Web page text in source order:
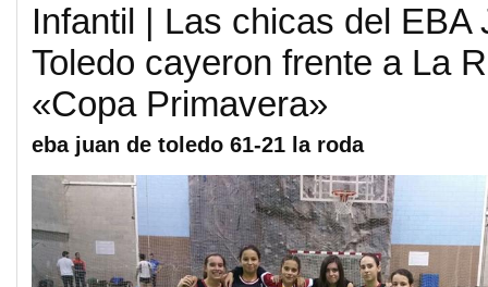
Infantil | Las chicas del EBA
Toledo cayeron frente a La
«Copa Primavera»
eba juan de toledo 61-21 la roda